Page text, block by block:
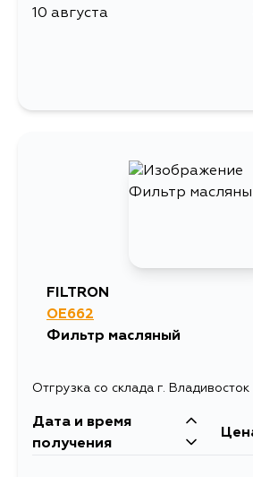
10 августа
FILTRON
OE662
Фильтр масляный
Отгрузка со склада г. Владивосток
Дата и время
получения